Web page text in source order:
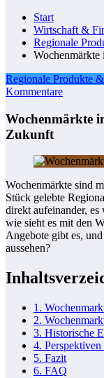
Start
Wirtschaft &
Regionale
Regionale Produkte
Kommentare
Wochenmärkte
Zukunft
Wochenmärkte sind
Stück gelebte
direkt aufeinander,
wie sieht es mit den
Angebote gibt es,
aussehen?
1.
2.
3. Historische
4.
5. Fazit
6. FAQ